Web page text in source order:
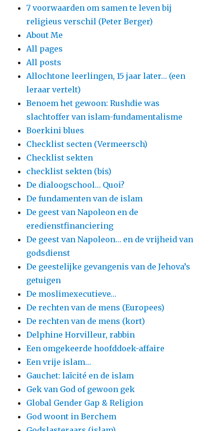
7 voorwaarden om samen te leven bij
religieus verschil (Peter Berger)
About Me
All pages
All posts
Allochtone leerlingen, 15 jaar later… (een
leraar vertelt)
Benoem het gewoon: Rushdie was
slachtoffer van islam-fundamentalisme
Boerkini blues
Checklist secten (Vermeersch)
Checklist sekten
checklist sekten (bis)
De dialoogschool… Quoi?
De fundamenten van de islam
De geest van Napoleon en de
eredienstfinanciering
De geest van Napoleon… en de vrijheid van
godsdienst
De geestelijke gevangenis van de Jehova’s
getuigen
De moslimexecutieve…
De rechten van de mens (Europees)
De rechten van de mens (kort)
Delphine Horvilleur, rabbin
Een omgekeerde hoofddoek-affaire
Een vrije islam…
Gauchet: laïcité en de islam
Gek van God of gewoon gek
Global Gender Gap & Religion
God woont in Berchem